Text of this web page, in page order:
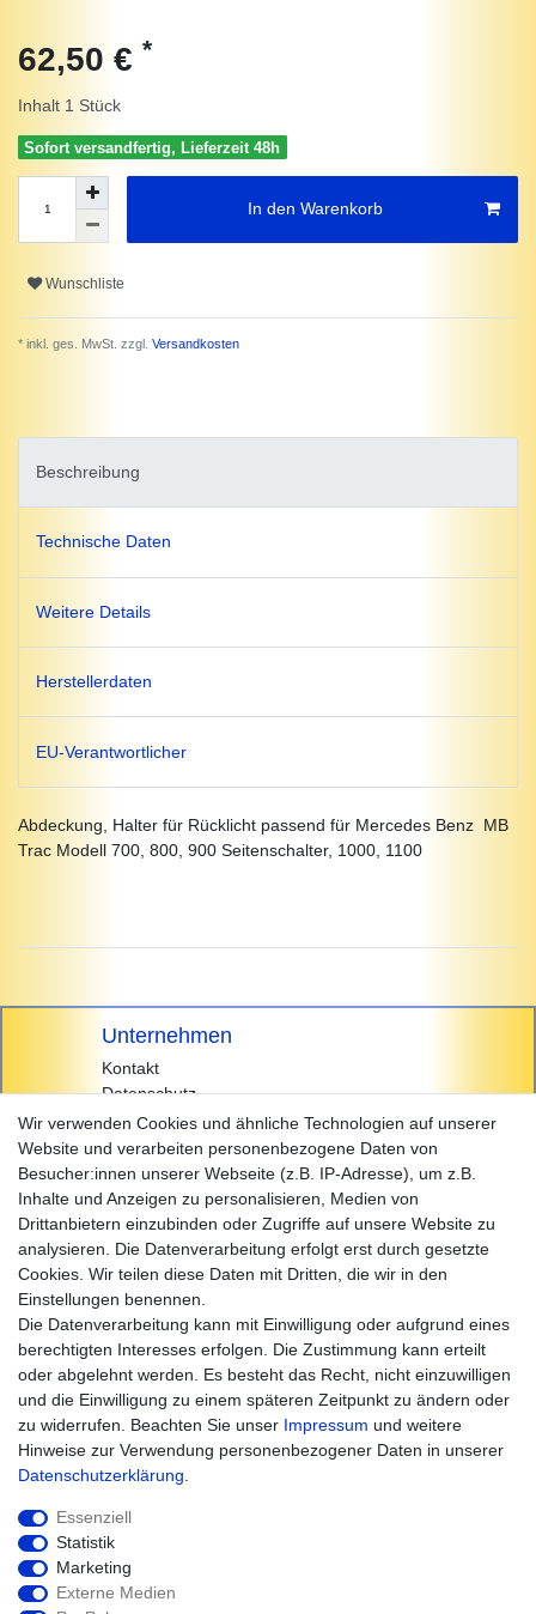
62,50 € *
Inhalt 1 Stück
Sofort versandfertig, Lieferzeit 48h
In den Warenkorb
Wunschliste
* inkl. ges. MwSt. zzgl. Versandkosten
Beschreibung
Technische Daten
Weitere Details
Herstellerdaten
EU-Verantwortlicher
Abdeckung, Halter für Rücklicht passend für Mercedes Benz MB
Trac Modell 700, 800, 900 Seitenschalter, 1000, 1100
Unternehmen
Kontakt
Datenschutz
AGB
Impressum
Einkaufen
Zahlungsarten
Versandarten & -kosten
Widerrufsrecht
Warenkorb
Zur Kasse
Hilfe
Wir verwenden Cookies und ähnliche Technologien auf unserer
Website und verarbeiten personenbezogene Daten von
Besucher:innen unserer Webseite (z.B. IP-Adresse), um z.B.
Inhalte und Anzeigen zu personalisieren, Medien von
Drittanbietern einzubinden oder Zugriffe auf unsere Website zu
analysieren. Die Datenverarbeitung erfolgt erst durch gesetzte
Cookies. Wir teilen diese Daten mit Dritten, die wir in den
Einstellungen benennen.
Die Datenverarbeitung kann mit Einwilligung oder aufgrund eines
berechtigten Interesses erfolgen. Die Zustimmung kann erteilt
oder abgelehnt werden. Es besteht das Recht, nicht einzuwilligen
und die Einwilligung zu einem späteren Zeitpunkt zu ändern oder
zu widerrufen. Beachten Sie unser Impressum und weitere
Hinweise zur Verwendung personenbezogener Daten in unserer
Daten­schutz­erklärung
Essenziell
Statistik
Marketing
Externe Medien